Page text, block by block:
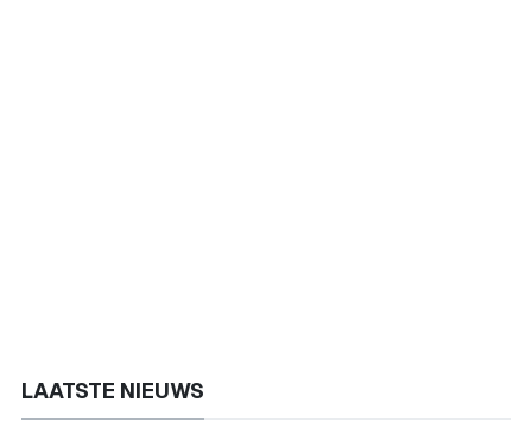
LAATSTE NIEUWS